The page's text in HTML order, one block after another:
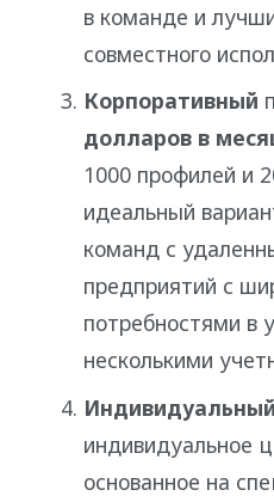
в команде и
совместного
Корпоративный
долларов в
1000 профилей и
идеальный
команд с
предприятий с
потребностями в
несколькими
Индивидуальный
индивидуальное
основанное на